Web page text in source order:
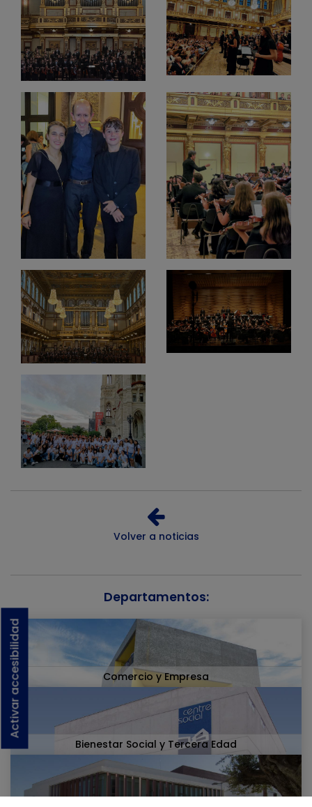
Activar accesibilidad
Volver a noticias
Departamentos:
Comercio y Empresa
Bienestar Social y Tercera Edad